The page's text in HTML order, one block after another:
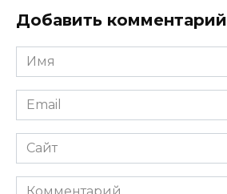
Добавить комментарий
Имя
*
Email
*
Сайт
Комментарий